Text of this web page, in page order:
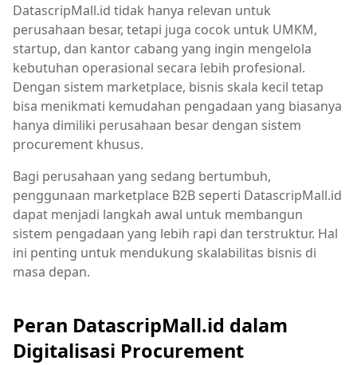
DatascripMall.id tidak hanya relevan untuk
perusahaan besar, tetapi juga cocok untuk UMKM,
startup, dan kantor cabang yang ingin mengelola
kebutuhan operasional secara lebih profesional.
Dengan sistem marketplace, bisnis skala kecil tetap
bisa menikmati kemudahan pengadaan yang biasanya
hanya dimiliki perusahaan besar dengan sistem
procurement khusus.
Bagi perusahaan yang sedang bertumbuh,
penggunaan marketplace B2B seperti DatascripMall.id
dapat menjadi langkah awal untuk membangun
sistem pengadaan yang lebih rapi dan terstruktur. Hal
ini penting untuk mendukung skalabilitas bisnis di
masa depan.
Peran DatascripMall.id dalam
Digitalisasi Procurement